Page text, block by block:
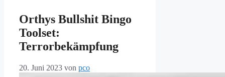
Orthys Bullshit Bingo
Toolset:
Terrorbekämpfung
20. Juni 2023 von pco